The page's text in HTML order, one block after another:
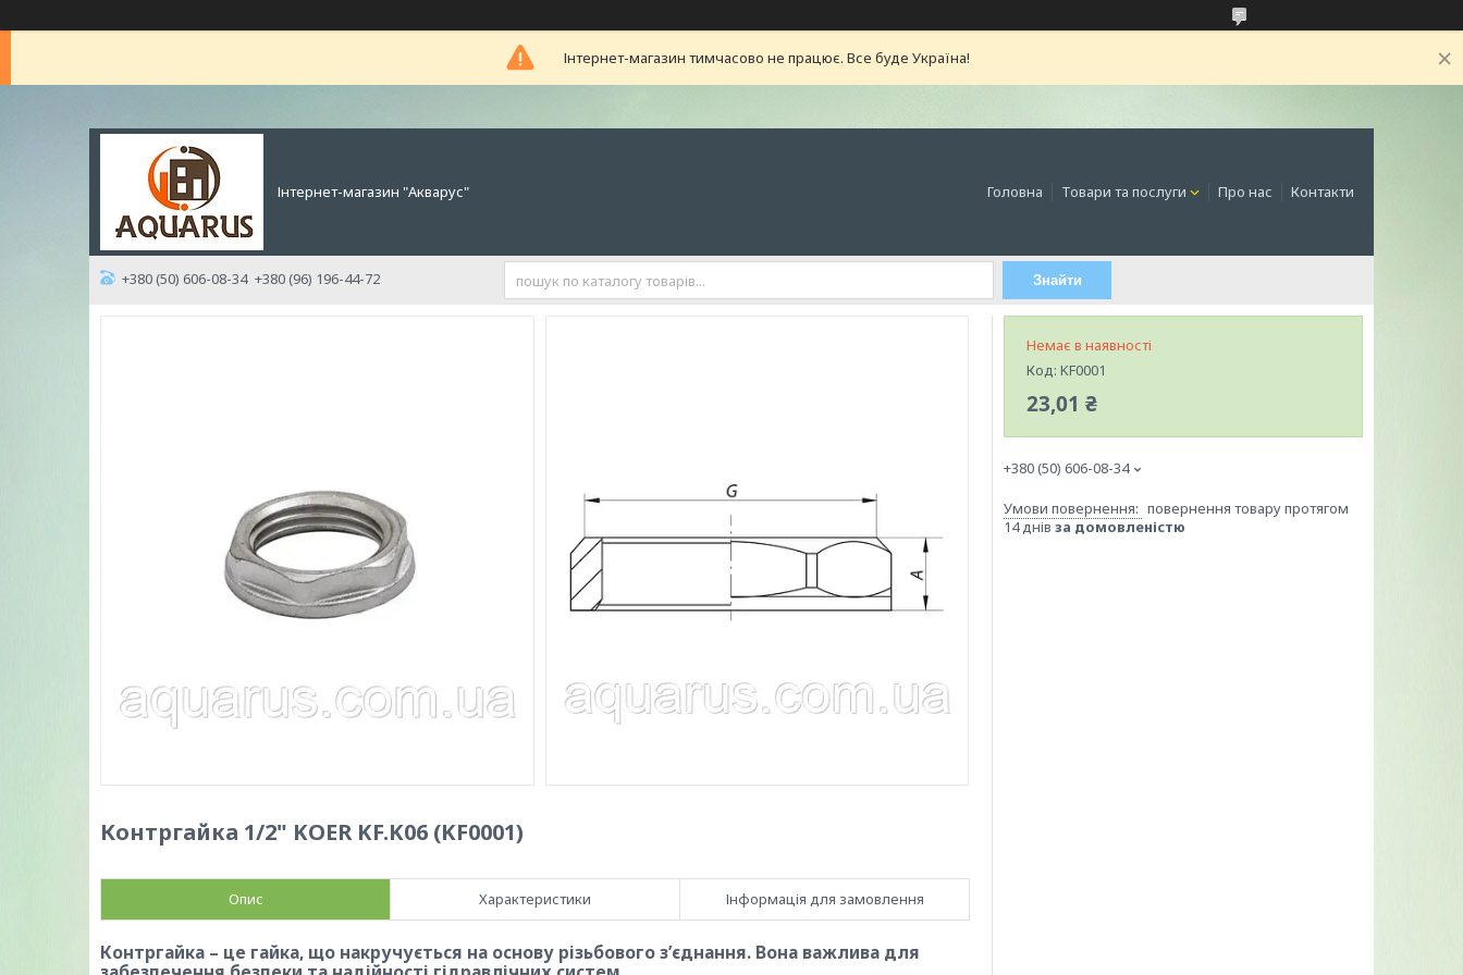
Інтернет-магазин тимчасово не працює. Все буде Україна!
Інтернет-магазин "Акварус" Головна Товари та послуги Про нас Контакти
+380 (50) 606-08-34 +380 (96) 196-44-72 Знайти
Контргайка 1/2" KOER KF.K06 (KF0001)
Опис Характеристики Інформація для замовлення
Контргайка – це гайка, що накручується на основу різьбового з’єднання. Вона важлива для
Немає в наявності
Код: KF0001
23,01 ₴
+380 (50) 606-08-34
повернення товару протягом
14 днів за домовленістю